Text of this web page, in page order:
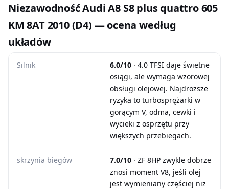
Niezawodność Audi A8 S8 plus quattro 605
KM 8AT 2010 (D4) — ocena według
układów
Silnik 6.0/10 · 4.0 TFSI daje świetne
osiągi, ale wymaga wzorowej
obsługi olejowej. Najdroższe
ryzyka to turbosprężarki w
gorącym V, odma, cewki i
wycieki z osprzętu przy
większych przebiegach.
skrzynia biegów 7.0/10 · ZF 8HP zwykle dobrze
znosi moment V8, jeśli olej
jest wymieniany częściej niż